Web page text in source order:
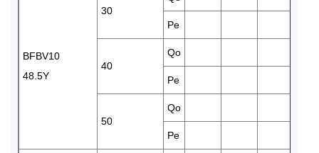
BFBV10
48.5Y
30
Pe
40
Qo
Pe
50
Qo
Pe